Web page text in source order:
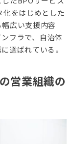
化をはじめとした
広い支援内容
フラで、自治体
選ばれている。
営業組織の